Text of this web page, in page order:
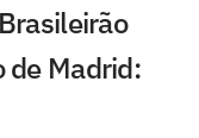
de Madrid: